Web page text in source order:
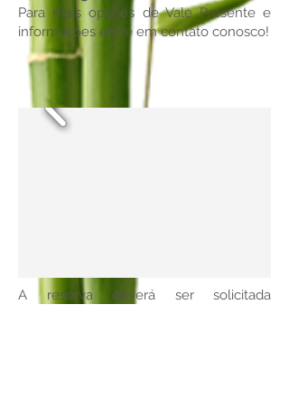
Para mais opções de Vale Presente e
informações entre em contato conosco!
A reserva deverá ser solicitada